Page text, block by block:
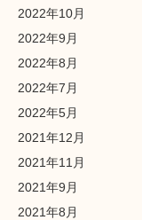
2022年10月
2022年9月
2022年8月
2022年7月
2022年5月
2021年12月
2021年11月
2021年9月
2021年8月